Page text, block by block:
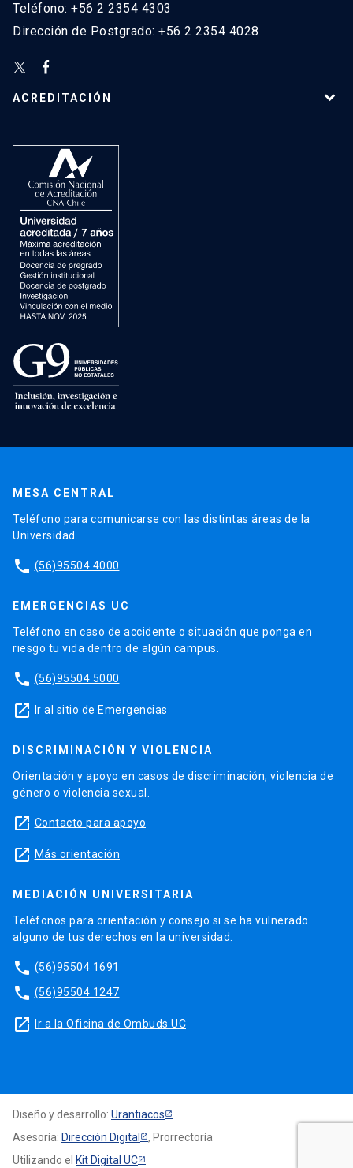
Teléfono: +56 2 2354 4303
Dirección de Postgrado: +56 2 2354 4028
ACREDITACIÓN
MESA CENTRAL
Teléfono para comunicarse con las distintas áreas de la
Universidad.
phone (56)95504 4000
EMERGENCIAS UC
Teléfono en caso de accidente o situación que ponga en
riesgo tu vida dentro de algún campus.
phone (56)95504 5000
launch Ir al sitio de Emergencias
DISCRIMINACIÓN Y VIOLENCIA
Orientación y apoyo en casos de discriminación, violencia de
género o violencia sexual.
launch Contacto para apoyo
launch Más orientación
MEDIACIÓN UNIVERSITARIA
Teléfonos para orientación y consejo si se ha vulnerado
alguno de tus derechos en la universidad.
phone (56)95504 1691
phone (56)95504 1247
launch Ir a la Oficina de Ombuds UC
Diseño y desarrollo: Urantiacos
Asesoría: Dirección Digital
, Prorrectoría
Utilizando el Kit Digital UC